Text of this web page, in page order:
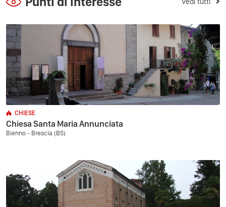
CHIESE
Chiesa Santa Maria Annunciata
Bienno - Brescia (BS)